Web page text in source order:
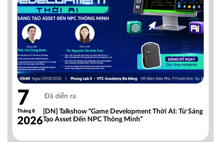
7
Tháng 8
2026
Đã diễn ra
[DN] Talkshow “Game Development Thời AI: Từ Sáng
Tạo Asset Đến NPC Thông Minh”